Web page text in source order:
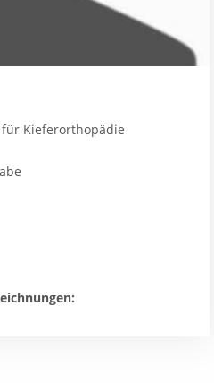
für Kieferorthopädie